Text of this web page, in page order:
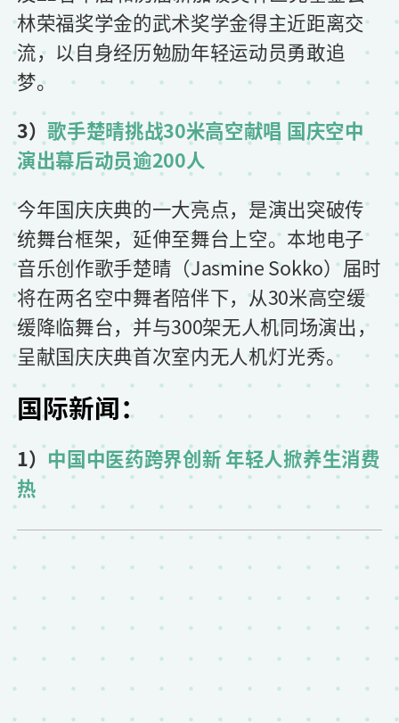
林荣福奖学金的武术奖学金得主近距离交
流，以自身经历勉励年轻运动员勇敢追
梦。
3）歌手楚晴挑战30米高空献唱 国庆空中
演出幕后动员逾200人
今年国庆庆典的一大亮点，是演出突破传
统舞台框架，延伸至舞台上空。本地电子
音乐创作歌手楚晴（Jasmine Sokko）届时
将在两名空中舞者陪伴下，从30米高空缓
缓降临舞台，并与300架无人机同场演出，
呈献国庆庆典首次室内无人机灯光秀。
国际新闻：
1） 中国中医药跨界创新 年轻人掀养生消费
热